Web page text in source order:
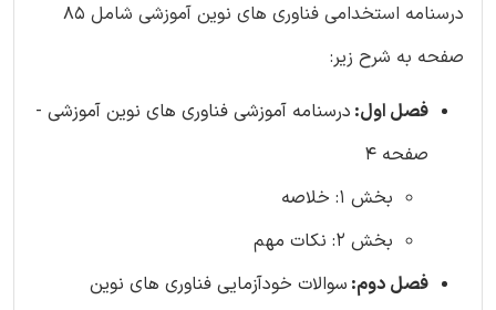
درسنامه استخدامی فناوری های نوین آموزشی شامل 85
صفحه به شرح زیر:
فصل اول: درسنامه آموزشی فناوری های نوین آموزشی -
صفحه 4
بخش 1: خلاصه
بخش 2: نکات مهم
فصل دوم: سوالات خودآزمایی فناوری های نوین